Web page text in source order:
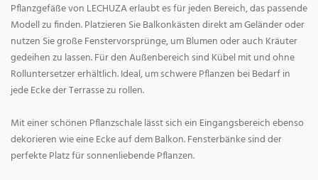
Pflanzgefäße von LECHUZA erlaubt es für jeden Bereich, das passende
Modell zu finden. Platzieren Sie Balkonkästen direkt am Geländer oder
nutzen Sie große Fenstervorsprünge, um Blumen oder auch Kräuter
gedeihen zu lassen. Für den Außenbereich sind Kübel mit und ohne
Rolluntersetzer erhältlich. Ideal, um schwere Pflanzen bei Bedarf in
jede Ecke der Terrasse zu rollen.
Mit einer schönen Pflanzschale lässt sich ein Eingangsbereich ebenso
dekorieren wie eine Ecke auf dem Balkon. Fensterbänke sind der
perfekte Platz für sonnenliebende Pflanzen.